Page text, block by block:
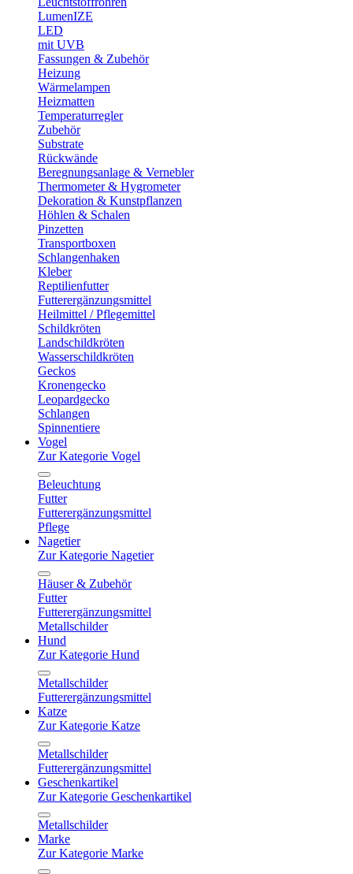
LumenIZE
LED
mit UVB
Fassungen & Zubehör
Heizung
Wärmelampen
Heizmatten
Temperaturregler
Zubehör
Substrate
Rückwände
Beregnungsanlage & Vernebler
Thermometer & Hygrometer
Dekoration & Kunstpflanzen
Höhlen & Schalen
Pinzetten
Transportboxen
Schlangenhaken
Kleber
Reptilienfutter
Futterergänzungsmittel
Heilmittel / Pflegemittel
Schildkröten
Landschildkröten
Wasserschildkröten
Geckos
Kronengecko
Leopardgecko
Schlangen
Spinnentiere
Vogel
Zur Kategorie Vogel
Beleuchtung
Futter
Futterergänzungsmittel
Pflege
Nagetier
Zur Kategorie Nagetier
Häuser & Zubehör
Futter
Futterergänzungsmittel
Metallschilder
Hund
Zur Kategorie Hund
Metallschilder
Futterergänzungsmittel
Katze
Zur Kategorie Katze
Metallschilder
Futterergänzungsmittel
Geschenkartikel
Zur Kategorie Geschenkartikel
Metallschilder
Marke
Zur Kategorie Marke